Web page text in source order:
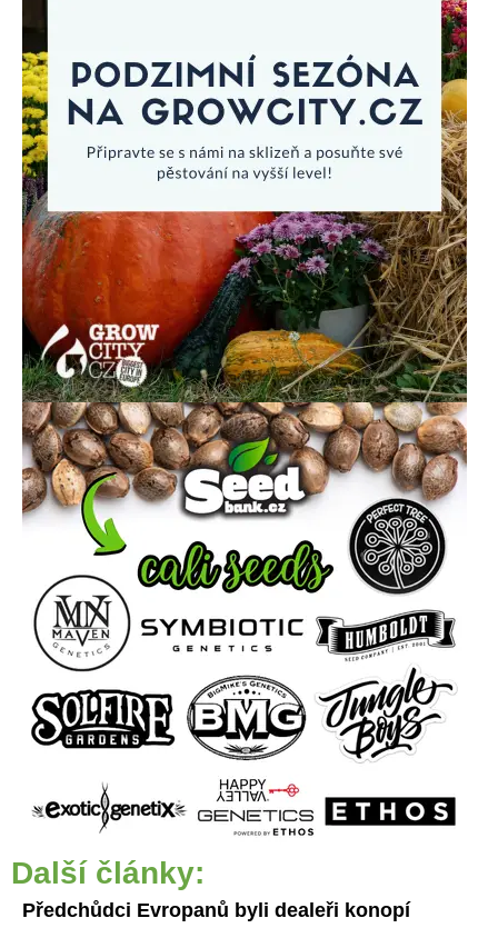
Další články:
Předchůdci Evropanů byli dealeři konopí